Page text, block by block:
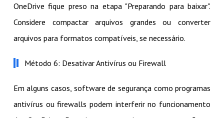
OneDrive fique preso na etapa "Preparando para baixar".
Considere compactar arquivos grandes ou converter
arquivos para formatos compatíveis, se necessário.
Método 6: Desativar Antivírus ou Firewall
Em alguns casos, software de segurança como programas
antivírus ou firewalls podem interferir no funcionamento